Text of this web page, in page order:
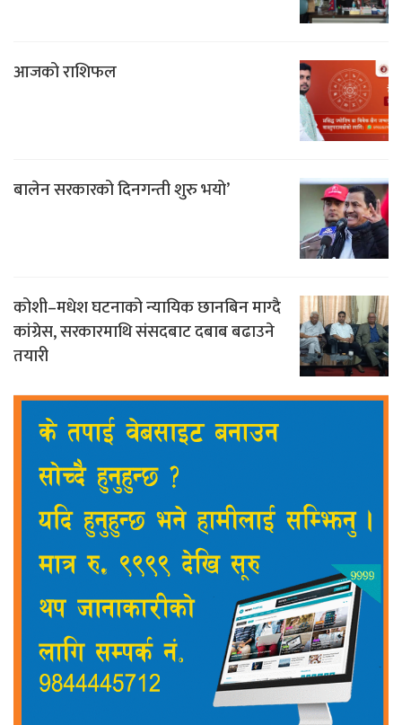
आजको राशिफल
बालेन सरकारको दिनगन्ती शुरु भयो’
कोशी–मधेश घटनाको न्यायिक छानबिन माग्दै
कांग्रेस, सरकारमाथि संसदबाट दबाब बढाउने
तयारी